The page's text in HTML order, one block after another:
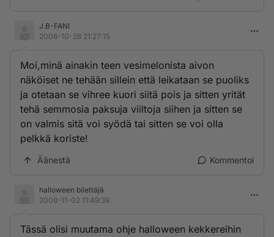
J.B-FANI
2008-10-28 21:27:15
Moi,minä ainakin teen vesimelonista aivon
näköiset ne tehään sillein että leikataan se puoliks
ja otetaan se vihree kuori siitä pois ja sitten yrität
tehä semmosia paksuja viiltoja siihen ja sitten se
on valmis sitä voi syödä tai sitten se voi olla
pelkkä koriste!
Äänestä Kommentoi
halloween bilettäjä
2008-11-02 11:49:39
Tässä olisi muutama ohje halloween kekkereihin